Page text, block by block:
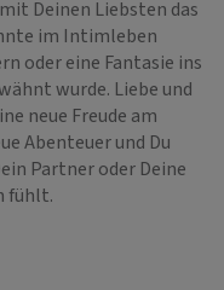
Deinen Liebsten das
im Intimleben
oder eine Fantasie ins
wurde. Liebe und
neue Freude am
Abenteuer und Du
Partner oder Deine
fühlt.